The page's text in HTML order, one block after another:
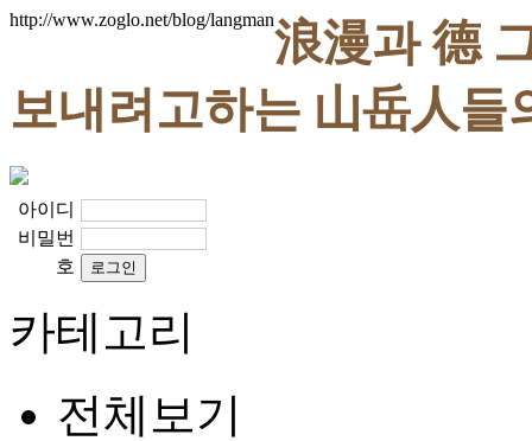
http://www.zoglo.net/blog/langman浪漫과 德
보내려고하는 山岳人들
아이디
비밀번
호
카테고리
전체보기